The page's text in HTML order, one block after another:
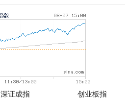
深证成指
创业板指